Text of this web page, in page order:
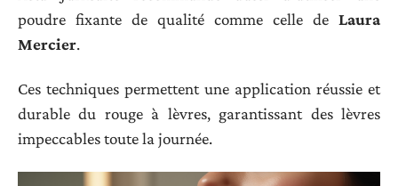
poudre fixante de qualité comme celle de Laura
Mercier.
Ces techniques permettent une application réussie et
durable du rouge à lèvres, garantissant des lèvres
impeccables toute la journée.